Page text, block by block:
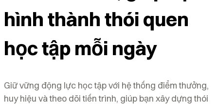
hình thành thói quen
học tập mỗi ngày
Giữ vững động lực học tập với hệ thống điểm thưởng,
huy hiệu và theo dõi tiến trình, giúp bạn xây dựng thói